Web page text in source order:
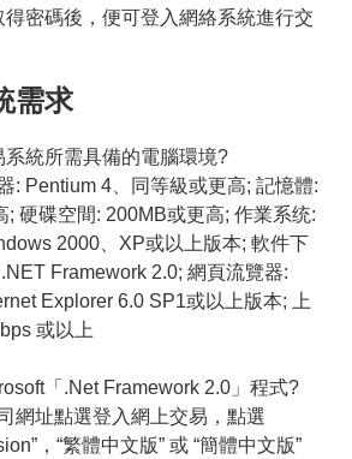
密碼後，便可登入網絡系統進行交
需求
系統所需具備的電腦環境?
: Pentium 4、同等級或更高; 記憶體:
; 硬碟空間: 200MB或更高; 作業系统:
2000、XP或以上版本; 軟件下
Framework 2.0; 網頁流覽器:
Explorer 6.0 SP1或以上版本; 上
或以上
「.Net Framework 2.0」程式?
網址點選登入網上交易，點選
，“繁體中文版” 或 “簡體中文版”